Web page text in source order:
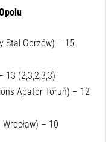
Stal Gorzów) – 15
13 (2,3,2,3,3)
Apator Toruń) – 12
– 10